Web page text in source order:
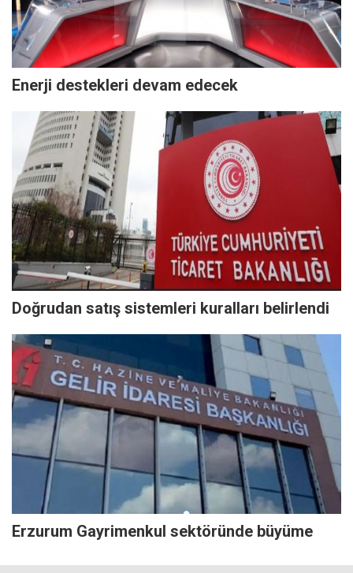
Enerji destekleri devam edecek
Doğrudan satış sistemleri kuralları belirlendi
Erzurum Gayrimenkul sektöründe büyüme